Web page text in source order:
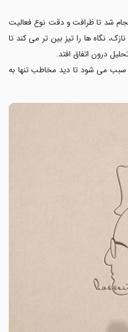
شد تا ظرافت و دقت نوع فعالیت
نگاه ها را تیز بین تر می کند تا
درون اتفاق افتد.
سبب می شود تا دید مخاطب تنها به